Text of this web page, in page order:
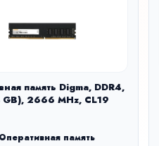
память Digma, DDR4,
GB), 2666 MHz, CL19
Оперативная память